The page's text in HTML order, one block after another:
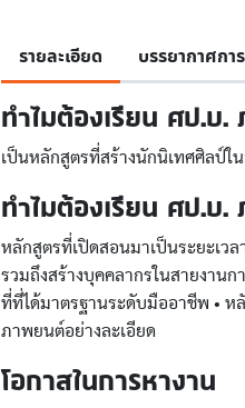
รายละเอียด บรรยากาศกา
ทำไมต้องเรียน ศป.บ
เป็นหลักสูตรที่สร้างนักนิเทศศิลป์
ทำไมต้องเรียน ศป.บ
หลักสูตรที่เปิดสอนมาเป็นระยะเว
รวมถึงสร้างบุคคลากรในสายงาน
ที่ที่ได้มาตรฐานระดับมืออาชีพ • ห
ภาพยนต์อย่างละเอียด
โอกาสในการหางาน